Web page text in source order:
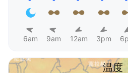
6am 9am 12am 3pm
温度